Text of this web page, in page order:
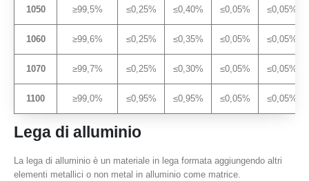
1050 ≥99,5% ≤0,25% ≤0,40% ≤0,05% ≤0,05%
1060 ≥99,6% ≤0,25% ≤0,35% ≤0,05% ≤0,05%
1070 ≥99,7% ≤0,25% ≤0,30% ≤0,05% ≤0,05%
1100 ≥99,0% ≤0,95% ≤0,95% ≤0,05% ≤0,05%
Lega di alluminio
La lega di alluminio è un materiale in lega formata aggiungendo altri
elementi metallici o non metal in alluminio come matrice.